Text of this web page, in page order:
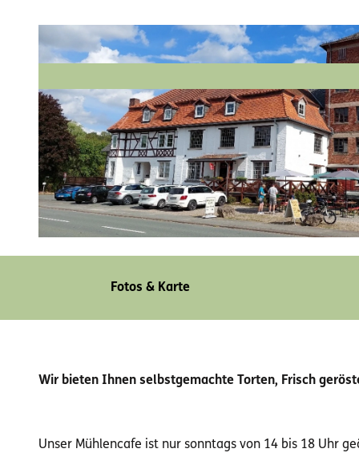
Fotos & Karte
Wir bieten Ihnen selbstgemachte Torten, Frisch
Unser Mühlencafe ist nur sonntags von 14 bis 18 Uhr